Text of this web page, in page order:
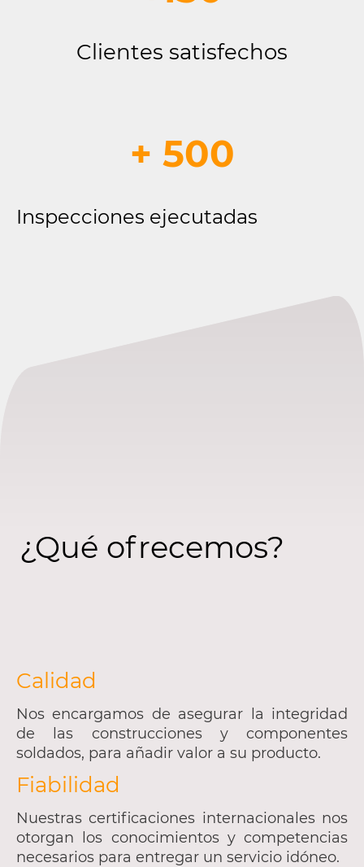
Clientes satisfechos
+ 500
Inspecciones ejecutadas
¿Qué ofrecemos?
Calidad
Nos encargamos de asegurar la integridad
de las construcciones y componentes
soldados, para añadir valor a su producto.
Fiabilidad
Nuestras certificaciones internacionales nos
otorgan los conocimientos y competencias
necesarios para entregar un servicio idóneo.